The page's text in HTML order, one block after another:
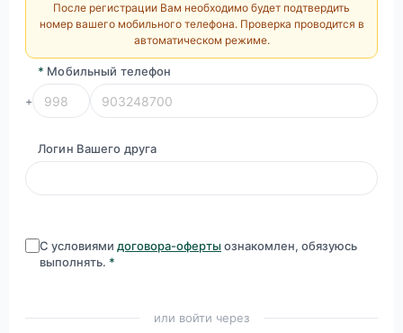
После регистрации Вам необходимо будет подтвердить
номер вашего мобильного телефона. Проверка проводится в
автоматическом режиме.
* Мобильный телефон
+
Логин Вашего друга
С условиями договора-офертыознакомлен, обязуюсь
выполнять. *
или войти через